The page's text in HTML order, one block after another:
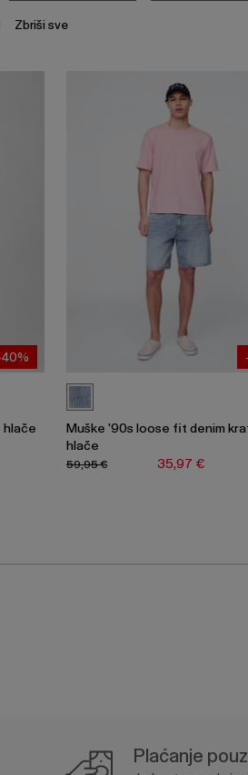
Zbriši sve
40%
hlače
Muške '90s loose fit denim
hlače
35,97 €
59,95 €
Plaćanje